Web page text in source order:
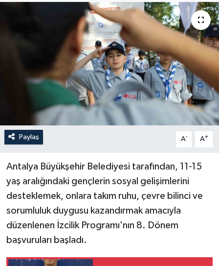
Paylaş A- A+
Antalya Büyükşehir Belediyesi tarafından, 11-15
yaş aralığındaki gençlerin sosyal gelişimlerini
desteklemek, onlara takım ruhu, çevre bilinci ve
sorumluluk duygusu kazandırmak amacıyla
düzenlenen İzcilik Programı'nın 8. Dönem
başvuruları başladı.